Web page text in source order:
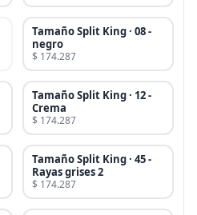
Tamaño Split King · 08 -
negro
$ 174.287
Tamaño Split King · 12 -
Crema
$ 174.287
Tamaño Split King · 45 -
Rayas grises 2
$ 174.287